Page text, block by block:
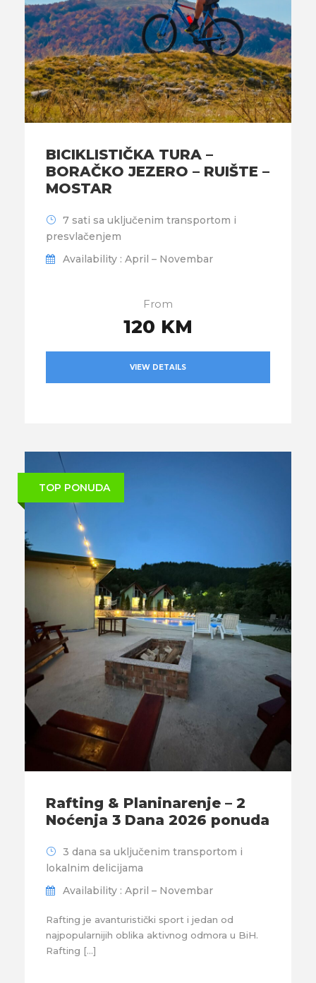
BICIKLISTIČKA TURA –
BORAČKO JEZERO – RUIŠTE –
MOSTAR
7 sati sa uključenim transportom i
presvlačenjem
Availability : April – Novembar
From
120 KM
VIEW DETAILS
TOP PONUDA
Rafting & Planinarenje – 2
Noćenja 3 Dana 2026 ponuda
3 dana sa uključenim transportom i
lokalnim delicijama
Availability : April – Novembar
Rafting je avanturistički sport i jedan od
najpopularnijih oblika aktivnog odmora u BiH.
Rafting […]